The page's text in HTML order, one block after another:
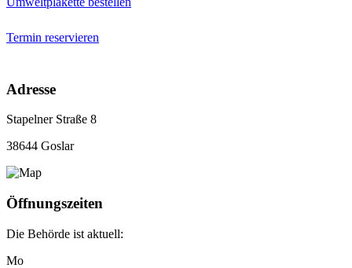
Termin reservieren
Adresse
Stapelner Straße 8
38644 Goslar
Öffnungszeiten
Die Behörde ist aktuell:
Mo